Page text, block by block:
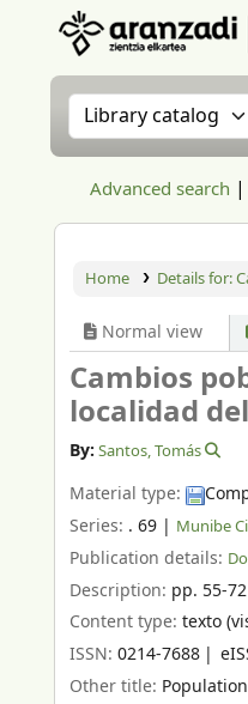
Search the
Advanced search
Home Details for:
Normal view
Cambios
localidad
By: Santos, Tomás
Material type:
Series: . 69 | Munibe
Publication details:
Description: pp. 55-72
Content type: texto
ISSN: 0214-7688
Other title: